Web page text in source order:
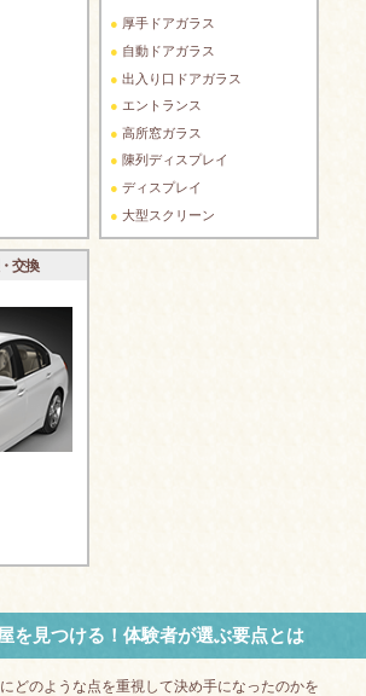
厚手ドアガラス
自動ドアガラス
出入り口ドアガラス
エントランス
高所窓ガラス
陳列ディスプレイ
ディスプレイ
大型スクリーン
交換
を見つける！体験者が選ぶ要点とは
どのような点を重視して決め手になったのかを